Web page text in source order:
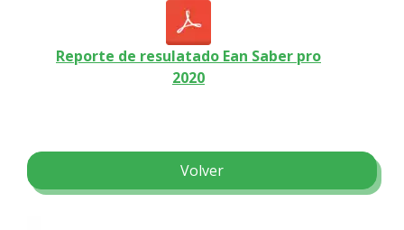
Reporte de resulatado Ean Saber pro
2020
Volver